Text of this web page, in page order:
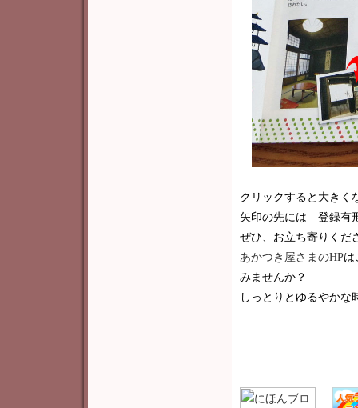
クリックすると大きく
矢印の先には 登録有
ぜひ、お立ち寄りくだ
あかつき屋さまのHPは
みませんか？
しっとりとゆるやかな